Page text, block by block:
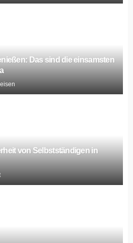
Das sind die einsamsten
von Selbstständigen in